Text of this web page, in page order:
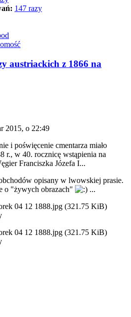
147 razy
austriackich z 1866 na
2015, o 22:49
i poświęcenie cmentarza miało
r., w 40. rocznicę wstąpienia na
Franciszka Józefa I...
opisany w lwowskiej prasie.
o "żywych obrazach"
...
04 12 1888.jpg (321.75 KiB)
04 12 1888.jpg (321.75 KiB)